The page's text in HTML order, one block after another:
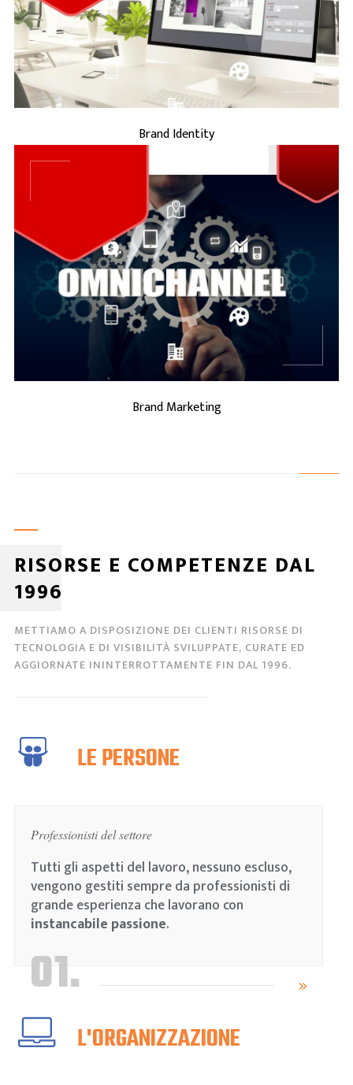
BRAND IDENTITY
Brand Identity
...
BRAND MARKETING
Brand Marketing
RISORSE E COMPETENZE DAL
1996
METTIAMO A DISPOSIZIONE DEI CLIENTI RISORSE DI
TECNOLOGIA E DI VISIBILITÀ SVILUPPATE, CURATE ED
AGGIORNATE ININTERROTTAMENTE FIN DAL 1996.
LE PERSONE
Professionisti del settore
Tutti gli aspetti del lavoro, nessuno escluso,
vengono gestiti sempre da professionisti di
grande esperienza che lavorano con
instancabile passione.
01.
L'ORGANIZZAZIONE